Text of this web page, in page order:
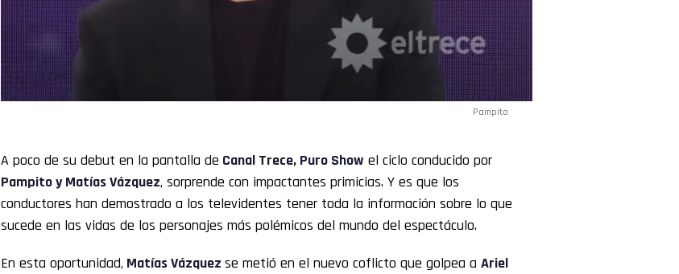
Pampito
A poco de su debut en la pantalla de Canal Trece, Puro Show el ciclo conducido por
Pampitoy Matías Vázquez, sorprende con impactantes primicias. Y es que los
conductores han demostrado a los televidentes tener toda la información sobre lo que
sucede en las vidas de los personajes más polémicos del mundo del espectáculo.
En esta oportunidad, Matías Vázquez se metió en el nuevo coflicto que golpea a Ariel